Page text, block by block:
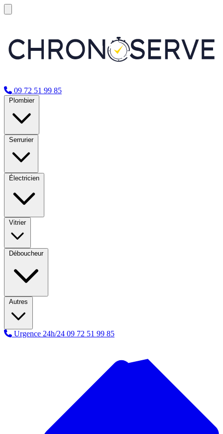
09 72 51 99 85
Plombier
Serrurier
Électricien
Vitrier
Déboucheur
Autres
Urgence 24h/24 09 72 51 99 85